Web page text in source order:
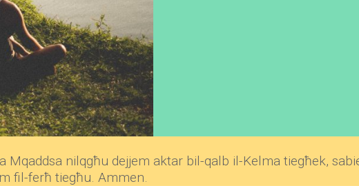
nilqgħu dejjem aktar bil-qalb il-Kelma tiegħek,
fil-ferħ tiegħu. Ammen.